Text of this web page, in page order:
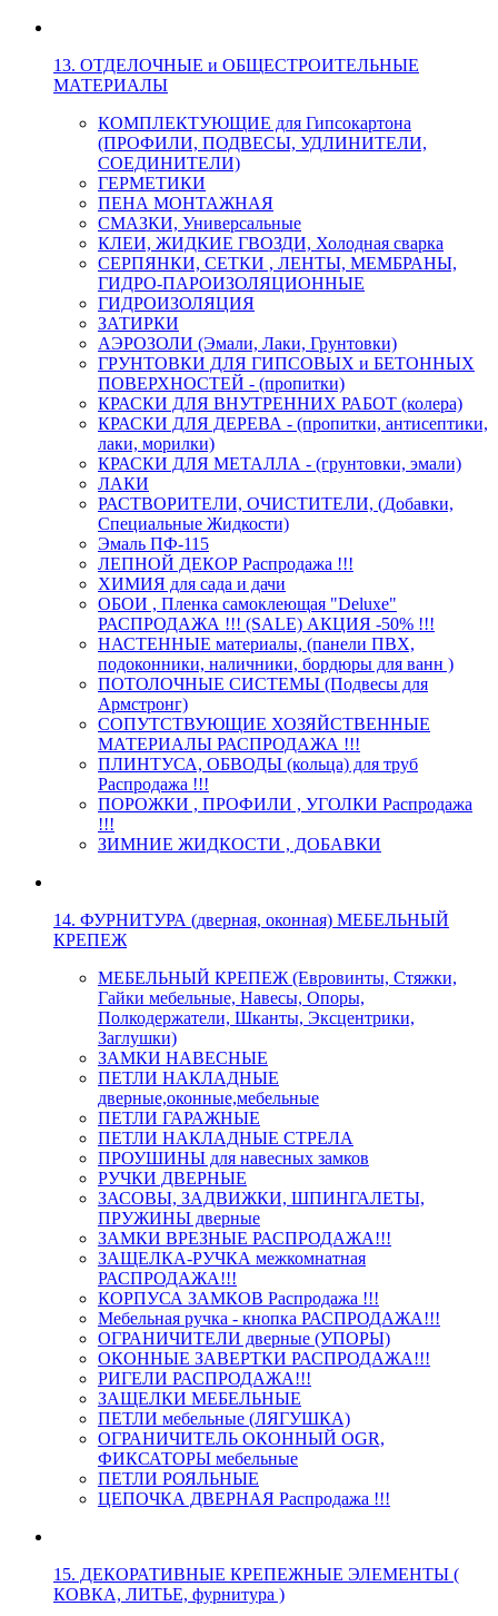
13. ОТДЕЛОЧНЫЕ и ОБЩЕСТРОИТЕЛЬНЫЕ
МАТЕРИАЛЫ
КОМПЛЕКТУЮЩИЕ для Гипсокартона
(ПРОФИЛИ, ПОДВЕСЫ, УДЛИНИТЕЛИ,
СОЕДИНИТЕЛИ)
ГЕРМЕТИКИ
ПЕНА МОНТАЖНАЯ
СМАЗКИ, Универсальные
КЛЕИ, ЖИДКИЕ ГВОЗДИ, Холодная сварка
СЕРПЯНКИ, СЕТКИ , ЛЕНТЫ, МЕМБРАНЫ,
ГИДРО-ПАРОИЗОЛЯЦИОННЫЕ
ГИДРОИЗОЛЯЦИЯ
ЗАТИРКИ
АЭРОЗОЛИ (Эмали, Лаки, Грунтовки)
ГРУНТОВКИ ДЛЯ ГИПСОВЫХ и БЕТОННЫХ
ПОВЕРХНОСТЕЙ - (пропитки)
КРАСКИ ДЛЯ ВНУТРЕННИХ РАБОТ (колера)
КРАСКИ ДЛЯ ДЕРЕВА - (пропитки, антисептики,
лаки, морилки)
КРАСКИ ДЛЯ МЕТАЛЛА - (грунтовки, эмали)
ЛАКИ
РАСТВОРИТЕЛИ, ОЧИСТИТЕЛИ, (Добавки,
Специальные Жидкости)
Эмаль ПФ-115
ЛЕПНОЙ ДЕКОР Распродажа !!!
ХИМИЯ для сада и дачи
ОБОИ , Пленка самоклеющая "Deluxe"
РАСПРОДАЖА !!! (SALE) АКЦИЯ -50% !!!
НАСТЕННЫЕ материалы, (панели ПВХ,
подоконники, наличники, бордюры для ванн )
ПОТОЛОЧНЫЕ СИСТЕМЫ (Подвесы для
Армстронг)
СОПУТСТВУЮЩИЕ ХОЗЯЙСТВЕННЫЕ
МАТЕРИАЛЫ РАСПРОДАЖА !!!
ПЛИНТУСА, ОБВОДЫ (кольца) для труб
Распродажа !!!
ПОРОЖКИ , ПРОФИЛИ , УГОЛКИ Распродажа
!!!
ЗИМНИЕ ЖИДКОСТИ , ДОБАВКИ
14. ФУРНИТУРА (дверная, оконная) МЕБЕЛЬНЫЙ
КРЕПЕЖ
МЕБЕЛЬНЫЙ КРЕПЕЖ (Евровинты, Стяжки,
Гайки мебельные, Навесы, Опоры,
Полкодержатели, Шканты, Эксцентрики,
Заглушки)
ЗАМКИ НАВЕСНЫЕ
ПЕТЛИ НАКЛАДНЫЕ
дверные,оконные,мебельные
ПЕТЛИ ГАРАЖНЫЕ
ПЕТЛИ НАКЛАДНЫЕ СТРЕЛА
ПРОУШИНЫ для навесных замков
РУЧКИ ДВЕРНЫЕ
ЗАСОВЫ, ЗАДВИЖКИ, ШПИНГАЛЕТЫ,
ПРУЖИНЫ дверные
ЗАМКИ ВРЕЗНЫЕ РАСПРОДАЖА!!!
ЗАЩЕЛКА-РУЧКА межкомнатная
РАСПРОДАЖА!!!
КОРПУСА ЗАМКОВ Распродажа !!!
Мебельная ручка - кнопка РАСПРОДАЖА!!!
ОГРАНИЧИТЕЛИ дверные (УПОРЫ)
ОКОННЫЕ ЗАВЕРТКИ РАСПРОДАЖА!!!
РИГЕЛИ РАСПРОДАЖА!!!
ЗАЩЕЛКИ МЕБЕЛЬНЫЕ
ПЕТЛИ мебельные (ЛЯГУШКА)
ОГРАНИЧИТЕЛЬ ОКОННЫЙ OGR,
ФИКСАТОРЫ мебельные
ПЕТЛИ РОЯЛЬНЫЕ
ЦЕПОЧКА ДВЕРНАЯ Распродажа !!!
15. ДЕКОРАТИВНЫЕ КРЕПЕЖНЫЕ ЭЛЕМЕНТЫ (
КОВКА, ЛИТЬЕ, фурнитура )